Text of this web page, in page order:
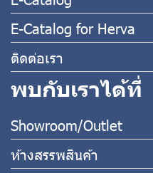
E-Catalog for Herva
ติดต่อเรา
พบกับเราได้ที่
Showroom/Outlet
ห้างสรรพสินค้า